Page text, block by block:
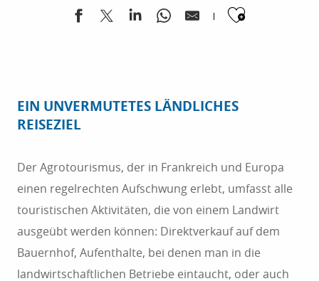
Alpes-Maritimes und der
Strukturierung und Förderung des
Agrotourismus in der Region #CotedAzurFrance
Engagement für den Agrotourismus auf der
Côte d’Azur bekräftigt, da sie den gemeinsamen
Willen haben, die lokalen Erzeuger und das
lokale Know-how sowie die ländlichen Gebiete
aufzuwerten.
EIN UNVERMUTETES LÄNDLICHES
REISEZIEL
Der Agrotourismus, der in Frankreich und Europa
einen regelrechten Aufschwung erlebt, umfasst alle
touristischen Aktivitäten, die von einem Landwirt
ausgeübt werden können: Direktverkauf auf dem
Bauernhof, Aufenthalte, bei denen man in die
landwirtschaftlichen Betriebe eintaucht, oder auch